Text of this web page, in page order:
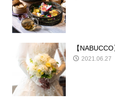
【
2021.06.27